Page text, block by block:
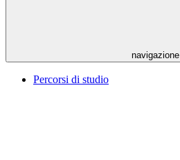
navigazione
Percorsi di studio